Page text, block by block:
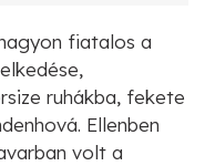
fiatalos a
ruhákba, fekete
Ellenben
volt a